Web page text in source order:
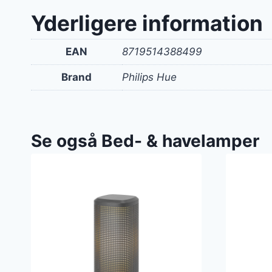
Yderligere information
EAN 8719514388499
Brand Philips Hue
Se også Bed- & havelamper